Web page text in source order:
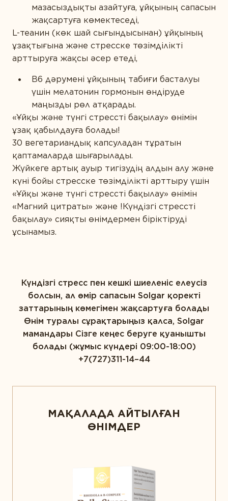
мазасыздықты азайтуға, ұйқының сапасын
жақсартуға көмектеседі,
L-теанин (көк шай сығындысынан) ұйқының
ұзақтығына және стресске төзімділікті
арттыруға жақсы әсер етеді,
В6 дәрумені ұйқының табиғи басталуы
үшін мелатонин гормонын өндіруде
маңызды рөл атқарады.
«Ұйқы және түнгі стрессті бақылау» өнімін
ұзақ қабылдауға болады!
30 вегетариандық капсуладан тұратын
қаптамаларда шығарылады.
Жүйкеге артық ауыр тигізудің алдын алу және
күні бойы стресске төзімділікті арттыру үшін
«Ұйқы және түнгі стрессті бақылау» өнімін
«Магний цитраты» және !Күндізгі стрессті
бақылау» сияқты өнімдермен біріктіруді
ұсынамыз.
Күндізгі стресс пен кешкі шиеленіс елеусіз
болсын, ал өмір сапасын Solgar қоректі
заттарының көмегімен жақсартуға болады
Өнім туралы сұрақтарыңыз қалса, Solgar
мамандары Сізге кеңес беруге қуанышты
болады (жұмыс күндері 09:00-18:00)
+7(727)311-14–44
МАҚАЛАДА АЙТЫЛҒАН
ӨНІМДЕР